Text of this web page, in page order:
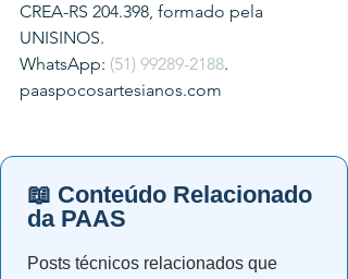
CREA-RS 204.398, formado pela
UNISINOS.
WhatsApp: (51) 99289-2188.
paaspocosartesianos.com
📖 Conteúdo Relacionado
da PAAS
Posts técnicos relacionados que